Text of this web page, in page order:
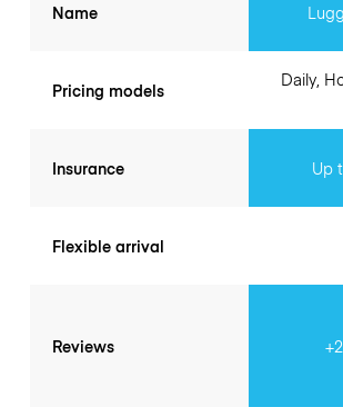
Name
Pricing models
Insurance
Flexible arrival
Reviews
Daily,
Up